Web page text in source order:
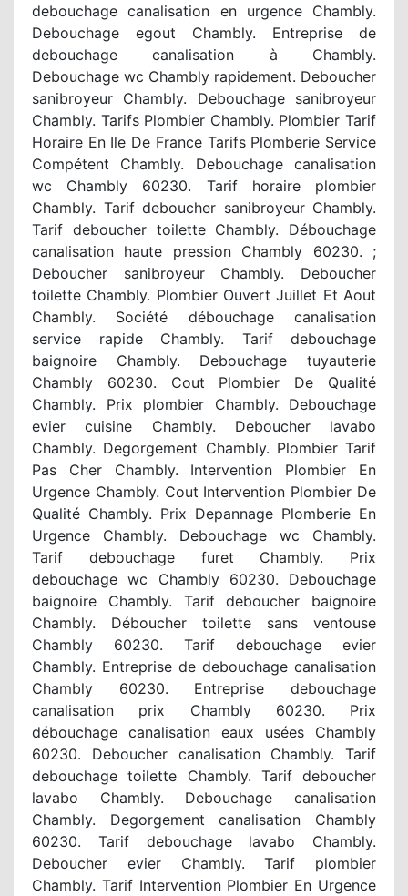
debouchage canalisation en urgence Chambly.
Debouchage egout Chambly. Entreprise de
debouchage canalisation à Chambly.
Debouchage wc Chambly rapidement. Deboucher
sanibroyeur Chambly. Debouchage sanibroyeur
Chambly. Tarifs Plombier Chambly. Plombier Tarif
Horaire En Ile De France Tarifs Plomberie Service
Compétent Chambly. Debouchage canalisation
wc Chambly 60230. Tarif horaire plombier
Chambly. Tarif deboucher sanibroyeur Chambly.
Tarif deboucher toilette Chambly. Débouchage
canalisation haute pression Chambly 60230. ;
Deboucher sanibroyeur Chambly. Deboucher
toilette Chambly. Plombier Ouvert Juillet Et Aout
Chambly. Société débouchage canalisation
service rapide Chambly. Tarif debouchage
baignoire Chambly. Debouchage tuyauterie
Chambly 60230. Cout Plombier De Qualité
Chambly. Prix plombier Chambly. Debouchage
evier cuisine Chambly. Deboucher lavabo
Chambly. Degorgement Chambly. Plombier Tarif
Pas Cher Chambly. Intervention Plombier En
Urgence Chambly. Cout Intervention Plombier De
Qualité Chambly. Prix Depannage Plomberie En
Urgence Chambly. Debouchage wc Chambly.
Tarif debouchage furet Chambly. Prix
debouchage wc Chambly 60230. Debouchage
baignoire Chambly. Tarif deboucher baignoire
Chambly. Déboucher toilette sans ventouse
Chambly 60230. Tarif debouchage evier
Chambly. Entreprise de debouchage canalisation
Chambly 60230. Entreprise debouchage
canalisation prix Chambly 60230. Prix
débouchage canalisation eaux usées Chambly
60230. Deboucher canalisation Chambly. Tarif
debouchage toilette Chambly. Tarif deboucher
lavabo Chambly. Debouchage canalisation
Chambly. Degorgement canalisation Chambly
60230. Tarif debouchage lavabo Chambly.
Deboucher evier Chambly. Tarif plombier
Chambly. Tarif Intervention Plombier En Urgence